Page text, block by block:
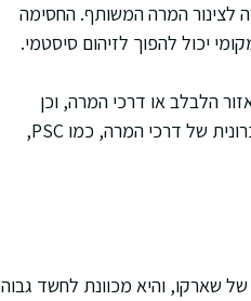
לצינור המרה המשותף. החסימה
יכול להפוך לזיהום סיסטמי.
הלבלב או דרכי המרה, וכן
חסימה על ידי תולעים באזורים אנדמיים. אצל חלק מהאנשים קיימת מחלה דלקתית כרונית של דרכי המרה, כמו PSC,
שארקו, והיא מכוונת לחשד גבוה